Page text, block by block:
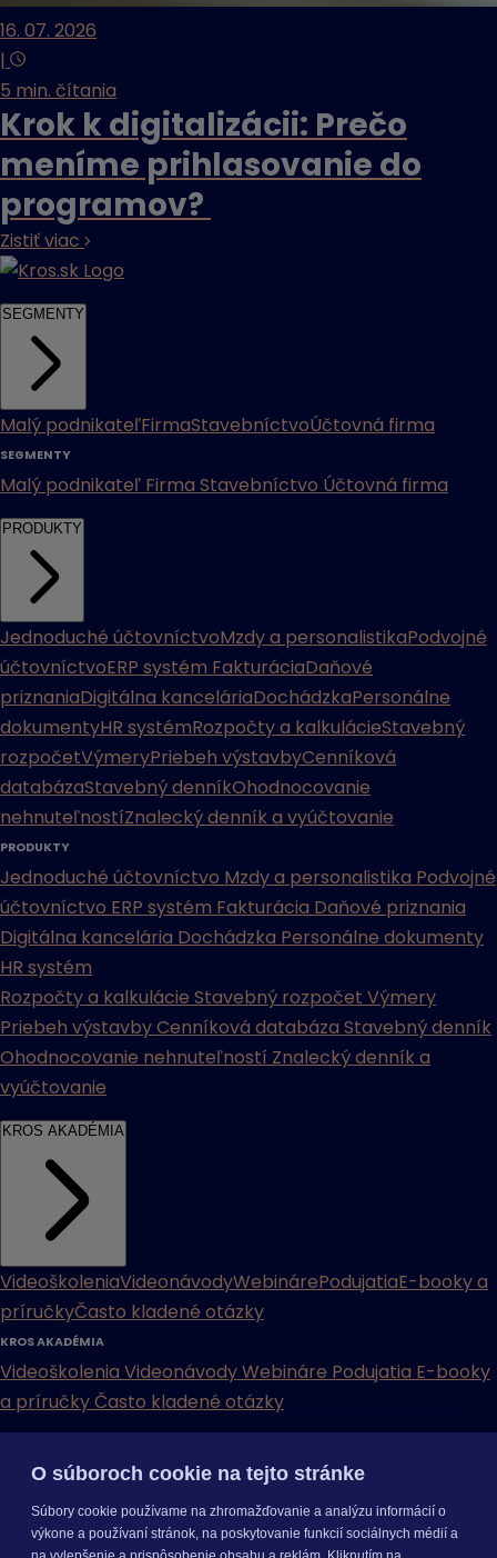
16. 07. 2026
|
5 min. čítania
Krok k digitalizácii: Prečo
meníme prihlasovanie do
programov?
Zistiť viac
SEGMENTY
Malý podnikateľFirmaStavebníctvoÚčtovná firma
SEGMENTY
Malý podnikateľ Firma Stavebníctvo Účtovná firma
PRODUKTY
Jednoduché účtovníctvoMzdy a personalistikaPodvojné
účtovníctvoERP systém FakturáciaDaňové
priznaniaDigitálna kanceláriaDochádzkaPersonálne
dokumentyHR systémRozpočty a kalkulácieStavebný
rozpočetVýmeryPriebeh výstavbyCenníková
databázaStavebný denníkOhodnocovanie
nehnuteľnostíZnalecký denník a vyúčtovanie
PRODUKTY
Jednoduché účtovníctvo Mzdy a personalistika Podvojné
účtovníctvo ERP systém Fakturácia Daňové priznania
Digitálna kancelária Dochádzka Personálne dokumenty
HR systém
Rozpočty a kalkulácie Stavebný rozpočet Výmery
Priebeh výstavbyCenníková databáza Stavebný denník
Ohodnocovanie nehnuteľností Znalecký denník a
vyúčtovanie
KROS AKADÉMIA
VideoškoleniaVideonávodyWebinárePodujatiaE-booky a
príručkyČasto kladené otázky
KROS AKADÉMIA
Videoškolenia VideonávodyWebináre Podujatia E-booky
a príručkyČasto kladené otázky
Cenníky Odporučte nás Právne dokumenty
Odporúčaná
konfiguráciaAktualizácia verziíMobilné aplikácie
O súboroch cookie na tejto stránke
Súbory cookie používame na zhromažďovanie a analýzu informácií o
výkone a používaní stránok, na poskytovanie funkcií sociálnych médií a